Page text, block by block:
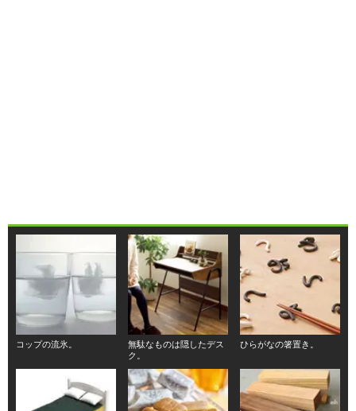
コップの流氷。
無駄なものは隠したデス
ク。
ひらがなの箸置き。